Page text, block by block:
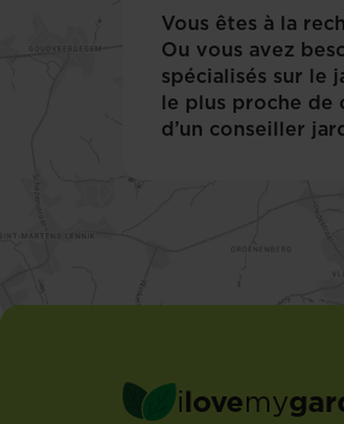
a
des
couleurs
merveilleuses
et
fleurit
elles
Vous êtes à la
Ou vous avez
spécialisés sur le
le plus proche de
d’un conseiller
ilovemy